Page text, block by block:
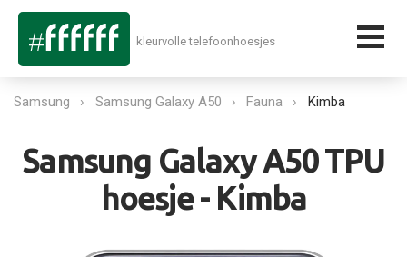
kleurvolle telefoonhoesjes
Samsung Samsung Galaxy A50 Fauna Kimba
Samsung Galaxy A50 TPU
hoesje - Kimba